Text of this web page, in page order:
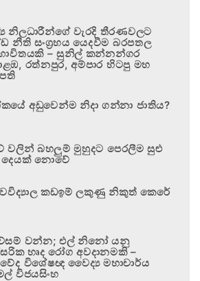
නිලධාරීන්ගේ වැරදි තීරණවලට
නීති සංග්‍රහය යෙදවීම බරපතල
– සුනිල් කන්නන්ගර
රත්නපුර, අම්පාර හිටපු මහ
අඩුවෙන්ම නිදා ගන්නා ජාතිය?
වලින් බහලුම් මුහුදට පෙරලීම සුළු
දෙයක් නොවේ
කඩඉම් ලකුණු නිකුත් කෙරේ
වන්න; එල් නිනෝ යනු
හෘද රෝග අවදානමකි –
විශේෂඥ වෛද්‍ය මහාචාර්ය
විජයසිංහ